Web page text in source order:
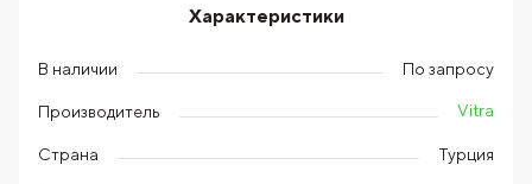
Характеристики
В наличии По запросу
Производитель Vitra
Страна Турция